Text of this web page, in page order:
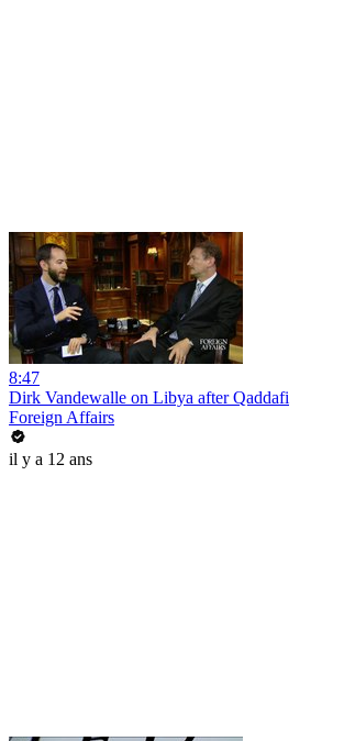
8:47
Dirk Vandewalle on Libya after Qaddafi
Foreign Affairs
il y a 12 ans